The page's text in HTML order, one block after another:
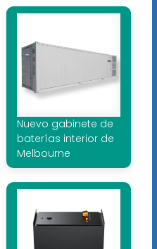
Nuevo gabinete de
baterías interior de
Melbourne